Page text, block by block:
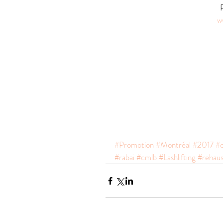
#Promotion #Montréal #2017
#rabai #cmlb #Lashlifting